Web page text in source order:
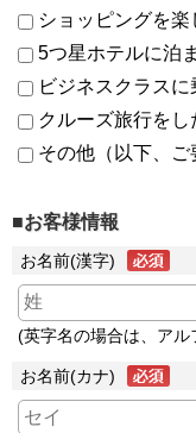
ショッピングを楽
5つ星ホテルに泊
ビジネスクラスに
クルーズ旅行をし
その他（以下、ご
■お客様情報
お名前(漢字)
(英字名の場合は、ア
お名前(カナ)